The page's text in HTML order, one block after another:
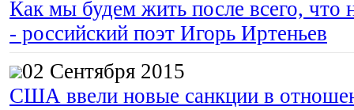
Как мы будем жить после всего, что
- российский поэт Игорь Иртеньев
02 Сентября 2015
США ввели новые санкции в